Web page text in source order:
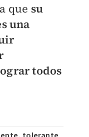
que su
una
todos